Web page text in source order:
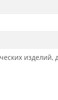
изделий,